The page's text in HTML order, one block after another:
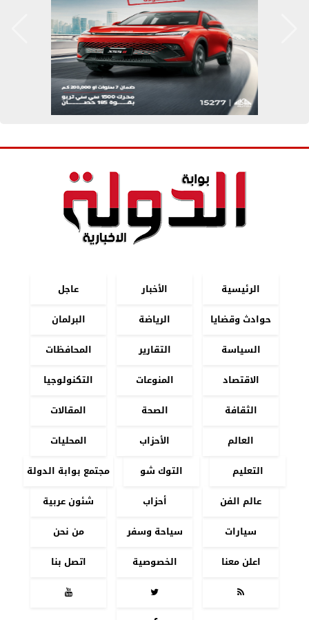
الرئيسية الأخبار
عاجل
حوادث وقضايا
الرياضة
البرلمان
السياسة
التقارير
المحافظات
الاقتصاد
المنوعات
التكنولوجيا
الثقافة
الصحة
المقالات
العالم
الأحزاب
المحليات
التعليم
التوك شو
مجتمع بوابة الدولة
عالم الفن
أحزاب
شئون عربية
سيارات
سياحة وسفر
من نحن
اعلن معنا
الخصوصية
اتصل بنا


